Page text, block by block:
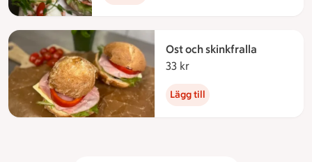
Ost och skinkfralla
33 kr
Lägg till